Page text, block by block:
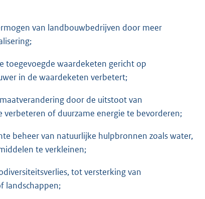
van landbouwbedrijven door meer
toegevoegde waardeketen gericht op
in de waardeketen verbetert;
door de uitstoot van
of duurzame energie te bevorderen;
beheer van natuurlijke hulpbronnen zoals water,
te verkleinen;
tot versterking van
landschappen;